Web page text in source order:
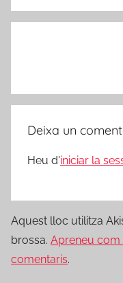
Deixa un
Heu d'iniciar la
Aquest lloc utilitza
brossa. Apreneu com
comentaris.